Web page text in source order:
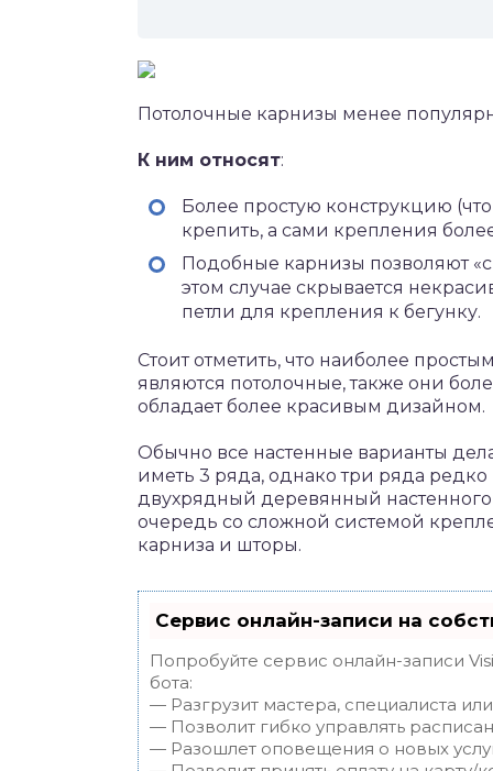
Потолочные карнизы менее
К ним относят:
Более простую конструкцию
крепить, а сами крепления
Подобные карнизы позволяют
этом случае скрывается
петли для крепления к бегунку.
Стоит отметить, что наиболее
являются потолочные, также они
обладает более красивым дизайном.
Обычно все настенные варианты
иметь 3 ряда, однако три ряда редко
двухрядный деревянный
очередь со сложной системой
карниза и шторы.
Сервис онлайн-записи на
Попробуйте сервис онлайн-записи
бота:
— Разгрузит мастера, специалиста
— Позволит гибко управлять
— Разошлет оповещения о новых